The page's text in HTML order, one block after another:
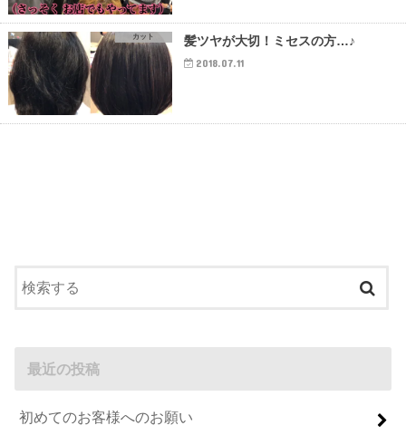
カット 髪ツヤが大切！ミセスの方…♪
2018.07.11
最近の投稿
初めてのお客様へのお願い